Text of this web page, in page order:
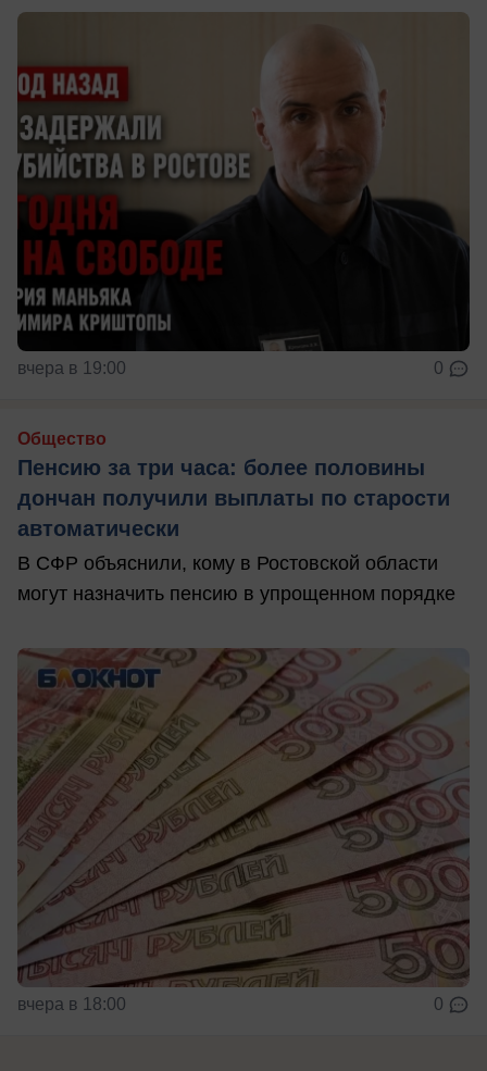
вчера в 19:00 0
Общество
Пенсию за три часа: более половины
дончан получили выплаты по старости
автоматически
В СФР объяснили, кому в Ростовской области
могут назначить пенсию в упрощенном порядке
вчера в 18:00 0